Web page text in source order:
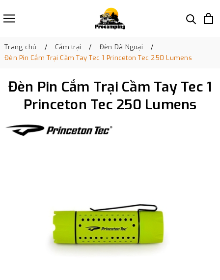
Trang chủ Cắm trại
Đèn Dã Ngoại
Đèn Pin Cắm Trại Cầm Tay Tec 1 Princeton Tec 250 Lumens
Đèn Pin Cắm Trại Cầm Tay Tec 1
Princeton Tec 250 Lumens